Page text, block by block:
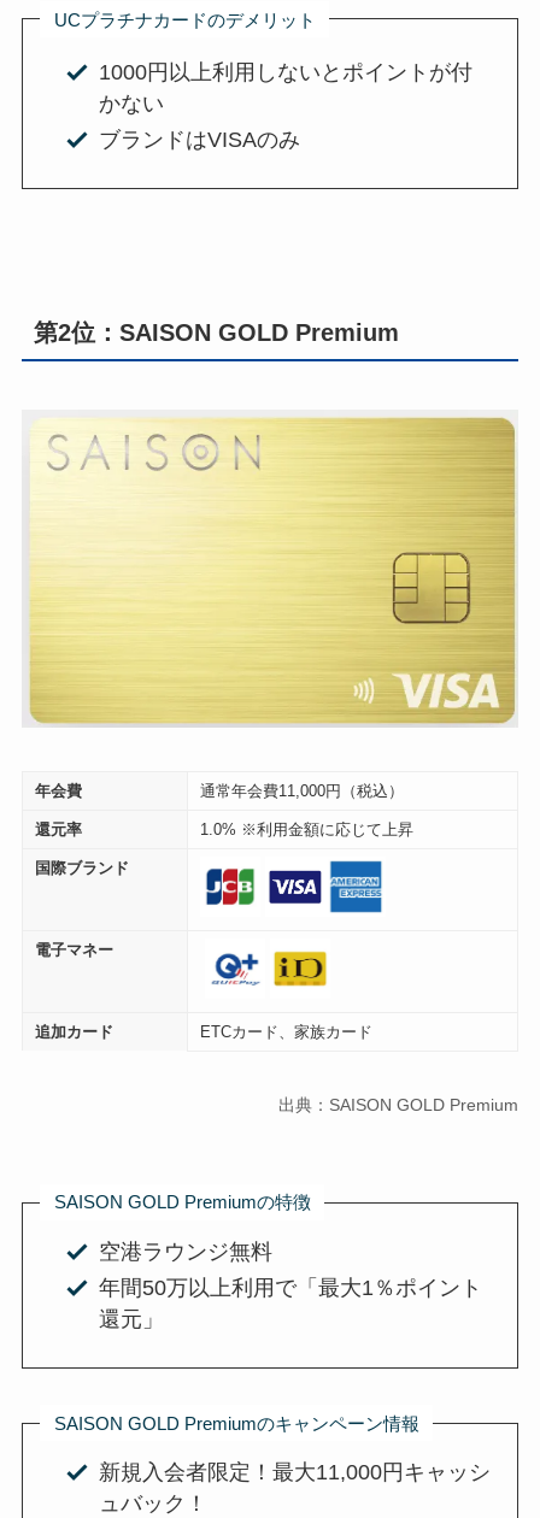
UCプラチナカードのデメリット
1000円以上利用しないとポイントが付
かない
ブランドはVISAのみ
第2位：SAISON GOLD Premium
年会費 通常年会費11,000円（税込）
還元率 1.0% ※利用金額に応じて上昇
国際ブランド
電子マネー
追加カード ETCカード、家族カード
出典：SAISON GOLD Premium
SAISON GOLD Premiumの特徴
空港ラウンジ無料
年間50万以上利用で「最大1％ポイント
還元」
SAISON GOLD Premiumのキャンペーン情報
新規入会者限定！ 最大11,000円 キャッシ
ュバック！